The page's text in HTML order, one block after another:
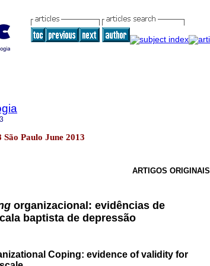
Paulo June 2013
ARTIGOS ORIGINAIS
organizacional: evidências de
baptista de depressão
Coping: evidence of validity for